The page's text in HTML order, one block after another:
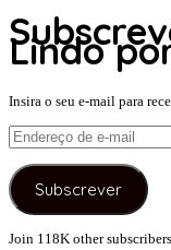
Lindo
Insira o seu e-mail para
Endereço
de
e-
mail
Subscrever
Join 118K other subscribers